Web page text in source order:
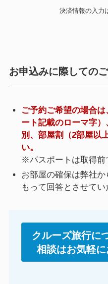
決済情報の入力
お申込みに際しての
ご予約ご希望の場合
ート記載のローマ字
別、部屋割（2部屋以
い。
※パスポートは取得前
お部屋の確保は弊社
もって回答とさせてい
クルーズ旅行に
相談はお気軽